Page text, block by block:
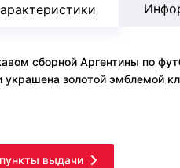
сборной Аргентины по
украшена золотой эмблемой
выдачи